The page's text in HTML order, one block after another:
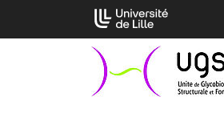
contenu
Cookies management panel